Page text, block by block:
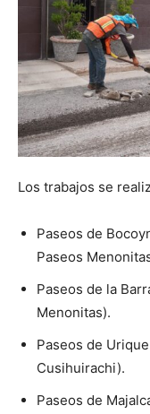
Los trabajos se
Paseos de
Paseos
Paseos de la
Menonitas).
Paseos de
Cusihuirachi).
Paseos de